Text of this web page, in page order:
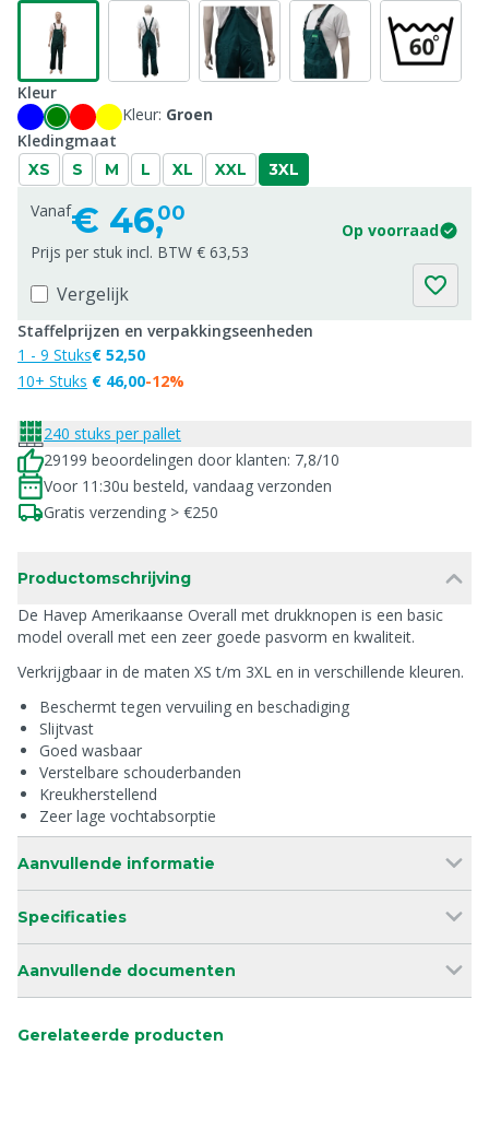
Kleur
Kleur: Groen
Kledingmaat
XS S M L XL XXL 3XL
Vanaf€ 46,00
Op voorraad
Prijs per stuk incl. BTW € 63,53
Vergelijk
Staffelprijzen en verpakkingseenheden
1 - 9 Stuks
10+ Stuks
€ 52,50
€ 46,00-12%
240 stuks per pallet
29199 beoordelingen door klanten: 7,8/10
Voor 11:30u besteld, vandaag verzonden
Gratis verzending > €250
Productomschrijving
De Havep Amerikaanse Overall met drukknopen is een basic
model overall met een zeer goede pasvorm en kwaliteit.
Verkrijgbaar in de maten XS t/m 3XL en in verschillende kleuren.
Beschermt tegen vervuiling en beschadiging
Slijtvast
Goed wasbaar
Verstelbare schouderbanden
Kreukherstellend
Zeer lage vochtabsorptie
Aanvullende informatie
Specificaties
Aanvullende documenten
Gerelateerde producten